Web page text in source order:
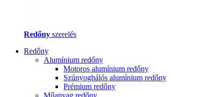
Redőny szerelés
Redőny
Alumínium redőny
Motoros alumínium redőny
Szúnyoghálós alumínium redőny
Prémium redőny
Műanyag redőny